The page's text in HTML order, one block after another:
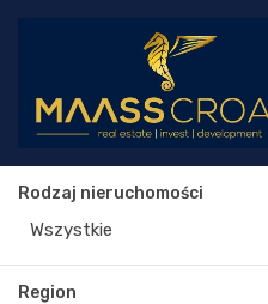
Rodzaj nieruchomości
Wszystkie
Region